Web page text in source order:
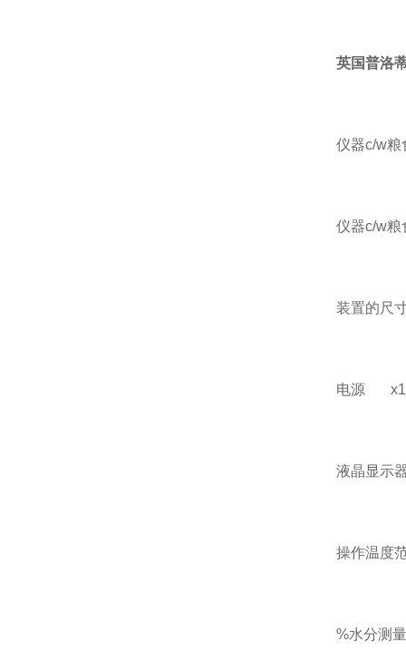
英国普洛
仪器c/w
仪器c/w粮
装置的尺
电源 x1
液晶显示
操作温度
%水分测